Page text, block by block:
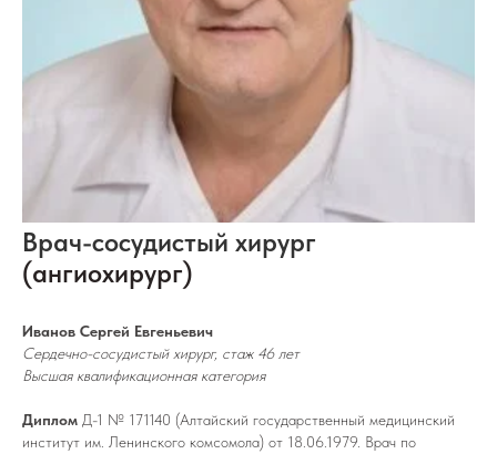
Врач-сосудистый хирург
(ангиохирург)
Иванов Сергей Евгеньевич
Сердечно-сосудистый хирург, стаж 46 лет
Высшая квалификационная категория
Диплом Д-1 № 171140 (Алтайский государственный медицинский
институт им. Ленинского комсомола) от 18.06.1979. Врач по